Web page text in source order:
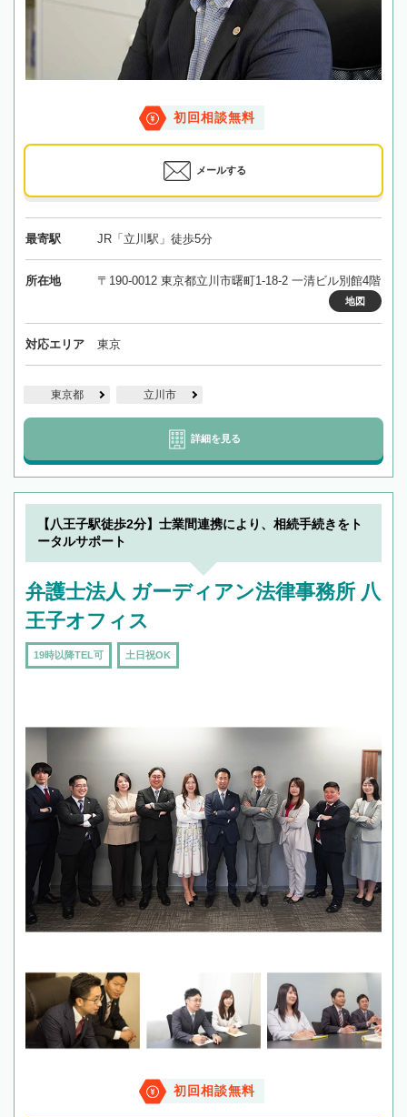
初回相談無料
メールする
最寄駅 JR「立川駅」徒歩5分
所在地 〒190-0012 東京都立川市曙町1-18-2 一清ビル別館4階
地図
対応エリア 東京
東京都 立川市
詳細を見る
【八王子駅徒歩2分】士業間連携により、相続手続きをト
ータルサポート
弁護士法人 ガーディアン法律事務所 八
王子オフィス
19時以降TEL可 土日祝OK
初回相談無料